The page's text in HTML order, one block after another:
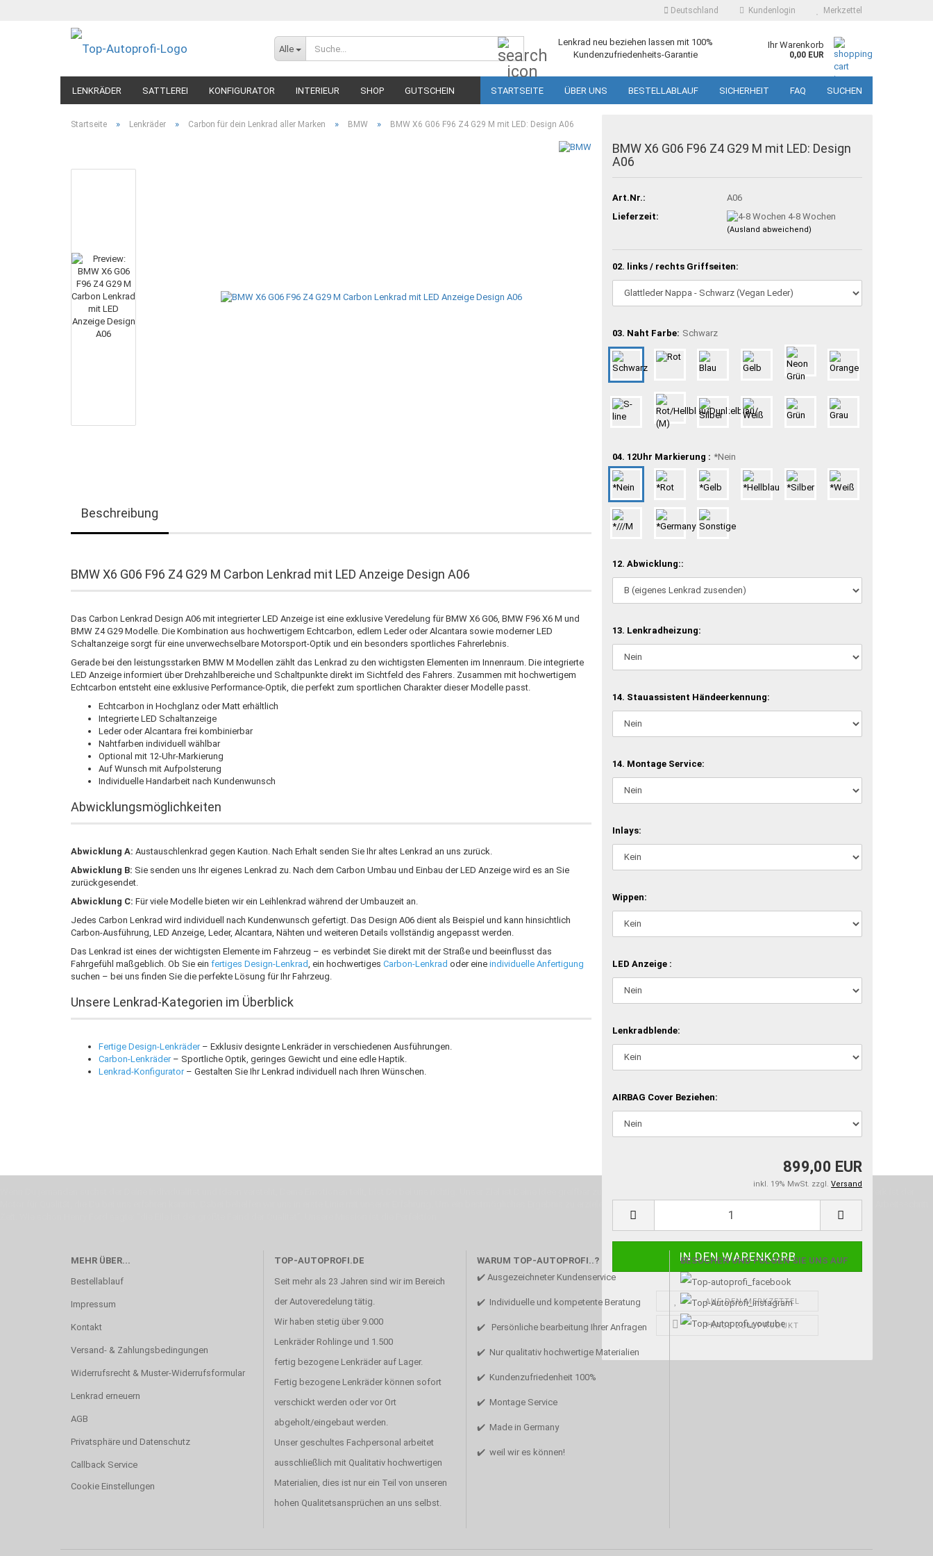
Deutschland Kundenlogin Merkzettel
Alle
Lenkrad neu beziehen lassen mit 100%
Kundenzufriedenheits-Garantie
Ihr Warenkorb
0,00 EUR
LENKRÄDER SATTLEREI KONFIGURATOR INTERIEUR SHOP GUTSCHEIN STARTSEITE ÜBER UNS BESTELLABLAUF SICHERHEIT FAQ SUCHEN
Startseite » Lenkräder » Carbon für dein Lenkrad aller Marken » BMW » BMW X6 G06 F96 Z4 G29 M mit LED: Design A06
BMW X6 G06 F96 Z4 G29 M mit LED: Design
A06
Art.Nr.:
A06
Lieferzeit:
4-8 Wochen
(Ausland abweichend)
02. links / rechts Griffseiten:
03. Naht Farbe: Schwarz
04. 12Uhr Markierung : *Nein
12. Abwicklung::
13. Lenkradheizung:
14. Stauassistent Händeerkennung:
14. Montage Service:
Inlays:
Wippen:
LED Anzeige :
Lenkradblende:
AIRBAG Cover Beziehen:
899,00 EUR
inkl. 19% MwSt. zzgl. Versand
AUF DEN MERKZETTEL
FRAGE ZUM PRODUKT
Beschreibung
BMW X6 G06 F96 Z4 G29 M Carbon Lenkrad mit LED Anzeige Design A06
Das Carbon Lenkrad Design A06 mit integrierter LED Anzeige ist eine exklusive Veredelung für BMW X6 G06, BMW F96 X6 M und
BMW Z4 G29 Modelle. Die Kombination aus hochwertigem Echtcarbon, edlem Leder oder Alcantara sowie moderner LED
Schaltanzeige sorgt für eine unverwechselbare Motorsport-Optik und ein besonders sportliches Fahrerlebnis.
Gerade bei den leistungsstarken BMW M Modellen zählt das Lenkrad zu den wichtigsten Elementen im Innenraum. Die integrierte
LED Anzeige informiert über Drehzahlbereiche und Schaltpunkte direkt im Sichtfeld des Fahrers. Zusammen mit hochwertigem
Echtcarbon entsteht eine exklusive Performance-Optik, die perfekt zum sportlichen Charakter dieser Modelle passt.
Echtcarbon in Hochglanz oder Matt erhältlich
Integrierte LED Schaltanzeige
Leder oder Alcantara frei kombinierbar
Nahtfarben individuell wählbar
Optional mit 12-Uhr-Markierung
Auf Wunsch mit Aufpolsterung
Individuelle Handarbeit nach Kundenwunsch
Abwicklungsmöglichkeiten
Abwicklung A: Austauschlenkrad gegen Kaution. Nach Erhalt senden Sie Ihr altes Lenkrad an uns zurück.
Abwicklung B: Sie senden uns Ihr eigenes Lenkrad zu. Nach dem Carbon Umbau und Einbau der LED Anzeige wird es an Sie
zurückgesendet.
Abwicklung C: Für viele Modelle bieten wir ein Leihlenkrad während der Umbauzeit an.
Jedes Carbon Lenkrad wird individuell nach Kundenwunsch gefertigt. Das Design A06 dient als Beispiel und kann hinsichtlich
Carbon-Ausführung, LED Anzeige, Leder, Alcantara, Nähten und weiteren Details vollständig angepasst werden.
Das Lenkrad ist eines der wichtigsten Elemente im Fahrzeug – es verbindet Sie direkt mit der Straße und beeinflusst das
Fahrgefühl maßgeblich. Ob Sie ein fertiges Design-Lenkrad, ein hochwertiges Carbon-Lenkrad oder eine individuelle Anfertigung
suchen – bei uns finden Sie die perfekte Lösung für Ihr Fahrzeug.
Unsere Lenkrad-Kategorien im Überblick
Fertige Design-Lenkräder– Exklusiv designte Lenkräder in verschiedenen Ausführungen.
Carbon-Lenkräder– Sportliche Optik, geringes Gewicht und eine edle Haptik.
Lenkrad-Konfigurator– Gestalten Sie Ihr Lenkrad individuell nach Ihren Wünschen.
MEHR ÜBER...
Bestellablauf
Impressum
Kontakt
Versand- & Zahlungsbedingungen
Widerrufsrecht & Muster-Widerrufsformular
Lenkrad erneuern
AGB
Privatsphäre und Datenschutz
Callback Service
Cookie Einstellungen
TOP-AUTOPROFI.DE
Seit mehr als 23 Jahren sind wir im Bereich
der Autoveredelung tätig.
Wir haben stetig über 9.000
Lenkräder Rohlinge und 1.500
fertig bezogene Lenkräder auf Lager.
Fertig bezogene Lenkräder können sofort
verschickt werden oder vor Ort
abgeholt/eingebaut werden.
Unser geschultes Fachpersonal arbeitet
ausschließlich mit Qualitativ hochwertigen
Materialien, dies ist nur ein Teil von unseren
hohen Qualitetsansprüchen an uns selbst.
WARUM TOP-AUTOPROFI..?
✔️ Ausgezeichneter Kundenservice
✔️ Individuelle und kompetente Beratung
✔️ Persönliche bearbeitung Ihrer Anfragen
✔️ Nur qualitativ hochwertige Materialien
✔️ Kundenzufriedenheit 100%
✔️ Montage Service
✔️ Made in Germany
✔️ weil wir es können!
BESUCHEN UND FOLGEN SIE UNS AUF